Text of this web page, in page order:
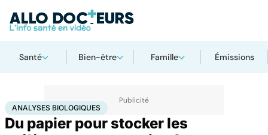
Santé Bien-être Famille Émissions
AccueilSantéMaladiesAnalyses biologiques
ANALYSES BIOLOGIQUES
Du papier pour stocker les